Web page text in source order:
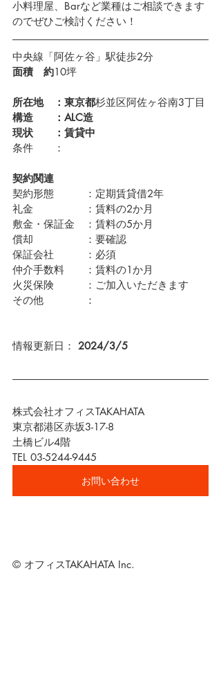
小料理屋、Barなど業種はご相談できます
のでぜひご検討ください！
中央線「阿佐ヶ谷」駅徒歩2分
面積　約10坪
所在地　：東京都杉並区阿佐ヶ谷南3丁目
構造　　：ALC造
現状　　：賃貸中
条件　　：
契約関連
契約形態　　　：定期賃貸借2年
礼金　　　　　：賃料の2か月
敷金・保証金　：賃料の5か月
償却　　　　　：要確認
保証会社　　　：必須
仲介手数料　　：賃料の1か月
火災保険　　　：ご加入いただきます
その他　　　　：
情報更新日： 2024/3/5
株式会社オフィスTAKAHATA
東京都港区赤坂3-17-8
土橋ビル4階
TEL 03-5244-9445
お問い合わせ
© オフィスTAKAHATA Inc.